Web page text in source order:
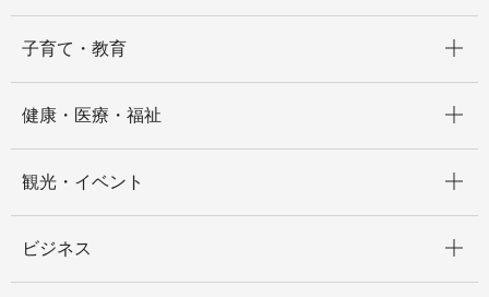
子育て・教育
健康・医療・福祉
観光・イベント
ビジネス